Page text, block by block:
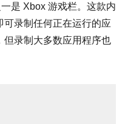
是 Xbox 游戏栏。这款内
录制任何正在运行的应
但录制大多数应用程序也